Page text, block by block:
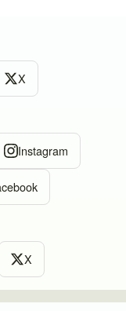
X
Instagram
X